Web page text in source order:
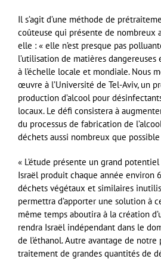
Il s’agit d’une méthode de
coûteuse qui présente de nombreux
elle : « elle n’est presque pas
l’utilisation de matières
à l’échelle locale et mondiale. Nous
œuvre à l’Université de Tel-Aviv, un
production d’alcool pour
locaux. Le défi consistera à
du processus de fabrication de
déchets aussi nombreux que possible
« L’étude présente un grand
Israël produit chaque année environ
déchets végétaux et similaires
permettra d’apporter une solution à
même temps aboutira à la création
rendra Israël indépendant dans le
de l’éthanol. Autre avantage de
traitement de grandes quantités de